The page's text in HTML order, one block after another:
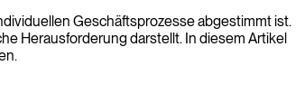
Geschäftsprozesse abgestimmt ist.
Herausforderung darstellt. In diesem Artikel